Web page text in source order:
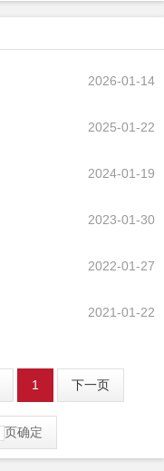
2026-01-14
2025-01-22
2024-01-19
2023-01-30
2022-01-27
2021-01-22
1 下一页
页确定